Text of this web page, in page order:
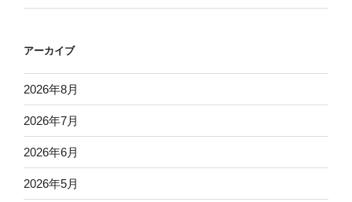
アーカイブ
2026年8月
2026年7月
2026年6月
2026年5月